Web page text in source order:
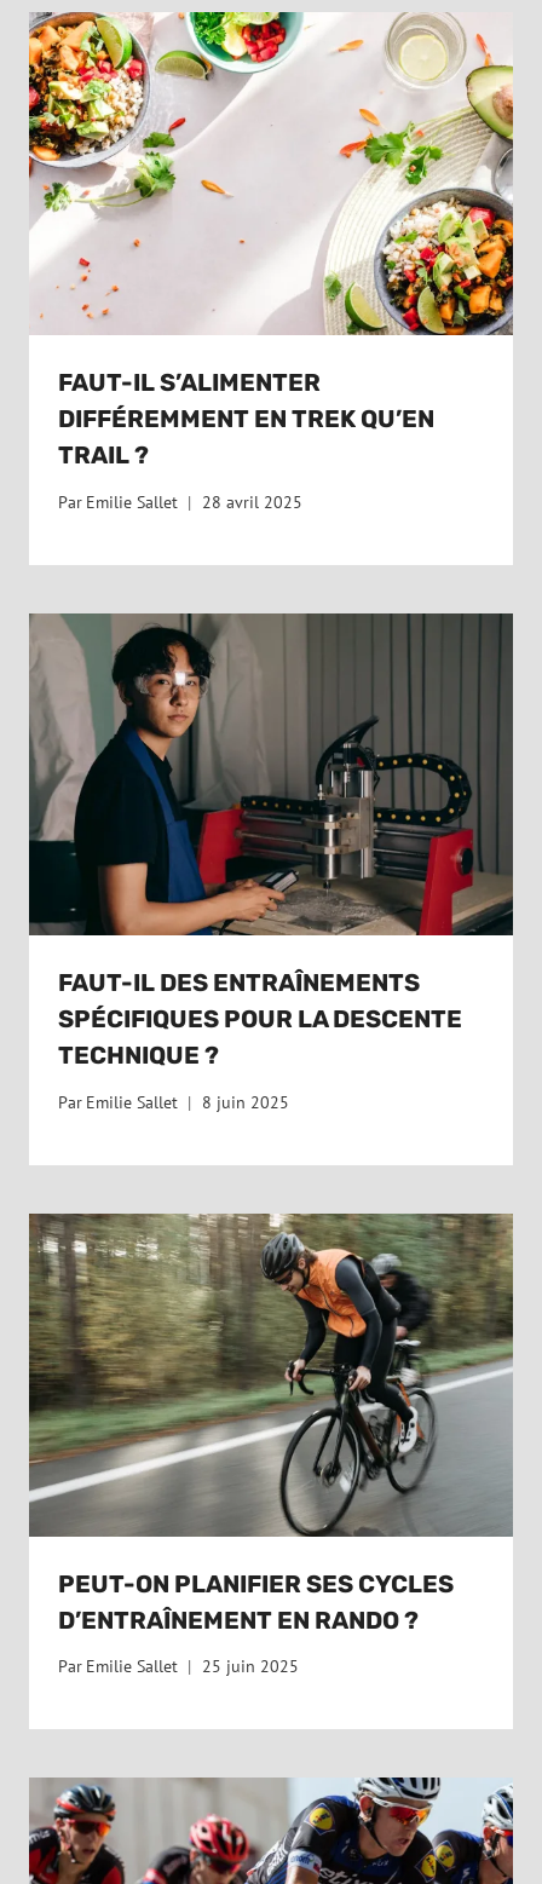
FAUT-IL S’ALIMENTER
DIFFÉREMMENT EN TREK QU’EN
TRAIL ?
Par Emilie Sallet 28 avril 2025
FAUT-IL DES ENTRAÎNEMENTS
SPÉCIFIQUES POUR LA DESCENTE
TECHNIQUE ?
Par Emilie Sallet 8 juin 2025
PEUT-ON PLANIFIER SES CYCLES
D’ENTRAÎNEMENT EN RANDO ?
Par Emilie Sallet 25 juin 2025